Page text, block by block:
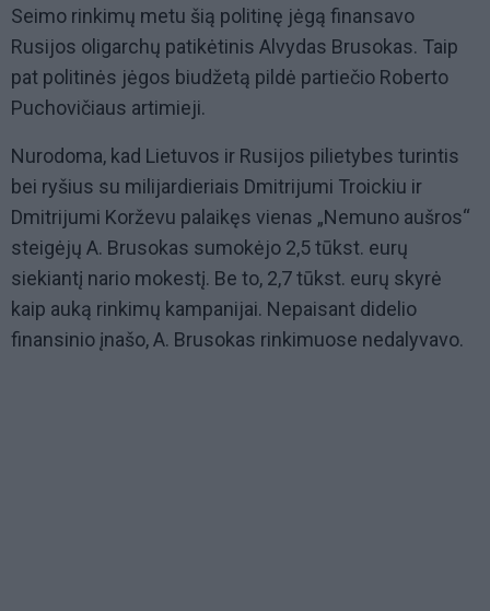
Seimo rinkimų metu šią politinę jėgą finansavo
Rusijos oligarchų patikėtinis Alvydas Brusokas. Taip
pat politinės jėgos biudžetą pildė partiečio Roberto
Puchovičiaus artimieji.
Nurodoma, kad Lietuvos ir Rusijos pilietybes turintis
bei ryšius su milijardieriais Dmitrijumi Troickiu ir
Dmitrijumi Korževu palaikęs vienas „Nemuno aušros“
steigėjų A. Brusokas sumokėjo 2,5 tūkst. eurų
siekiantį nario mokestį. Be to, 2,7 tūkst. eurų skyrė
kaip auką rinkimų kampanijai. Nepaisant didelio
finansinio įnašo, A. Brusokas rinkimuose nedalyvavo.